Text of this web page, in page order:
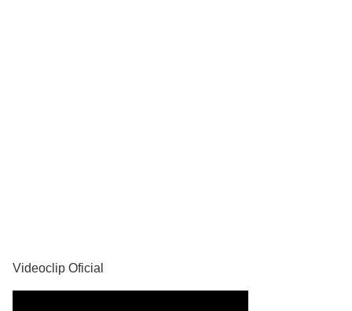
Videoclip Oficial